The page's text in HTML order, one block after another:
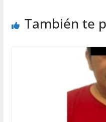
También te